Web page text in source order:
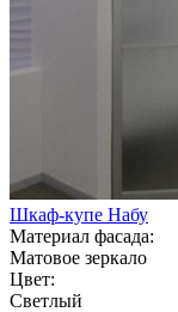
Шкаф-купе Набу
Материал фасада:
Матовое зеркало
Цвет:
Светлый